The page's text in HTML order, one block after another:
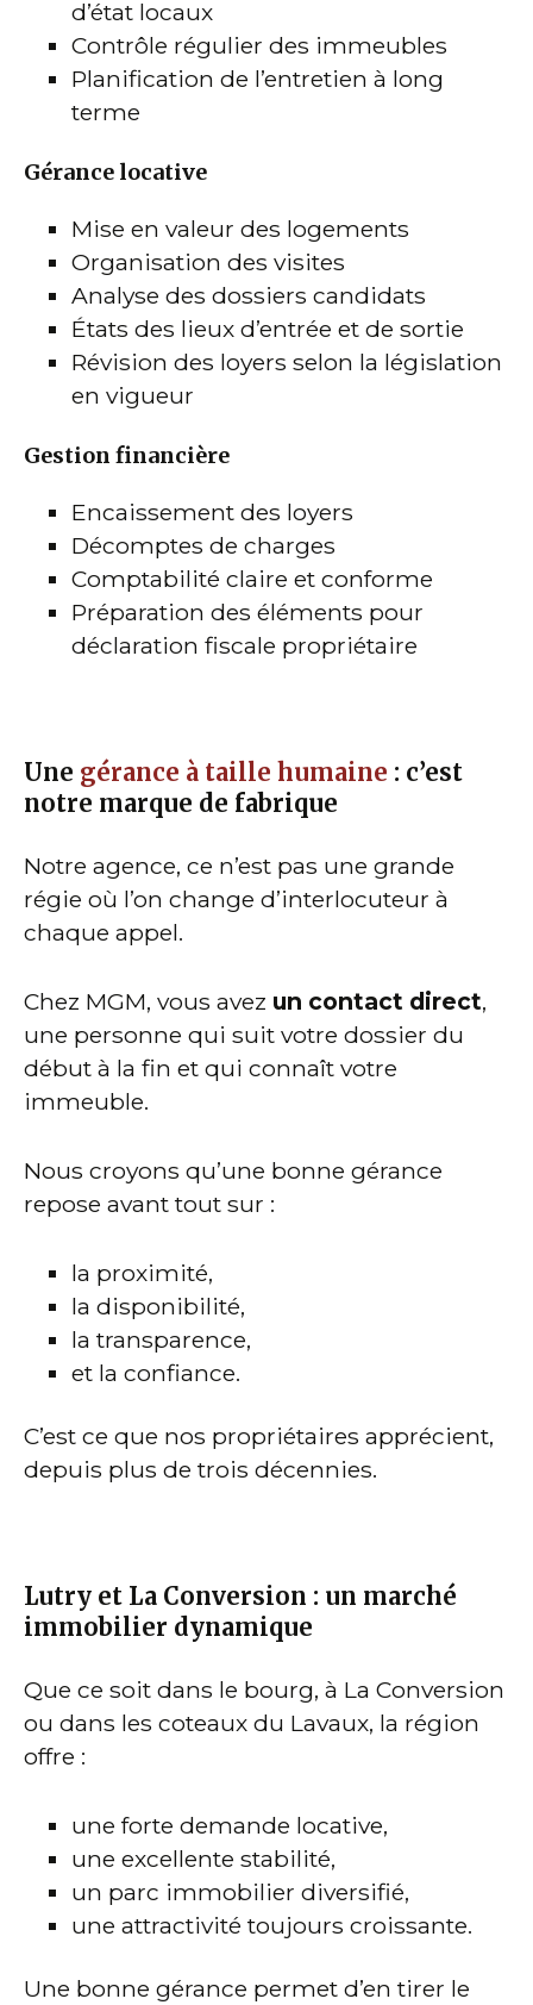
d’état locaux
Contrôle régulier des immeubles
Planification de l’entretien à long
terme
Gérance locative
Mise en valeur des logements
Organisation des visites
Analyse des dossiers candidats
États des lieux d’entrée et de sortie
Révision des loyers selon la législation
en vigueur
Gestion financière
Encaissement des loyers
Décomptes de charges
Comptabilité claire et conforme
Préparation des éléments pour
déclaration fiscale propriétaire
Une gérance à taille humaine : c’est
notre marque de fabrique
Notre agence, ce n’est pas une grande
régie où l’on change d’interlocuteur à
chaque appel.
Chez MGM, vous avez un contact direct,
une personne qui suit votre dossier du
début à la fin et qui connaît votre
immeuble.
Nous croyons qu’une bonne gérance
repose avant tout sur :
la proximité,
la disponibilité,
la transparence,
et la confiance.
C’est ce que nos propriétaires apprécient,
depuis plus de trois décennies.
Lutry et La Conversion : un marché
immobilier dynamique
Que ce soit dans le bourg, à La Conversion
ou dans les coteaux du Lavaux, la région
offre :
une forte demande locative,
une excellente stabilité,
un parc immobilier diversifié,
une attractivité toujours croissante.
Une bonne gérance permet d’en tirer le